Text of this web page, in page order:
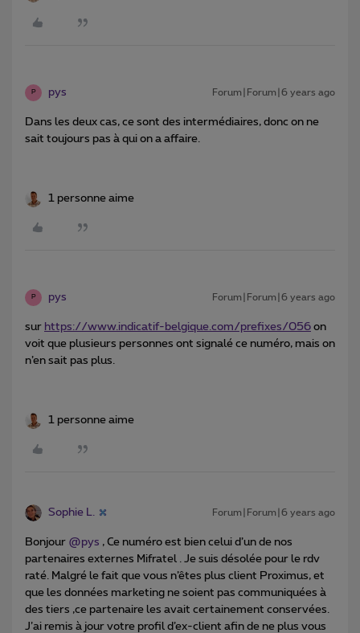
P pys Forum|Forum|6 years ago
Dans les deux cas, ce sont des intermédiaires, donc on ne
sait toujours pas à qui on a affaire.
1 personne aime
P pys Forum|Forum|6 years ago
sur https://www.indicatif-belgique.com/prefixes/056 on
voit que plusieurs personnes ont signalé ce numéro, mais on
n’en sait pas plus.
1 personne aime
Sophie L. Forum|Forum|6 years ago
Bonjour @pys , Ce numéro est bien celui d’un de nos
partenaires externes Mifratel . Je suis désolée pour le rdv
raté. Malgré le fait que vous n’êtes plus client Proximus, et
que les données marketing ne soient pas communiquées à
des tiers ,ce partenaire les avait certainement conservées.
J’ai remis à jour votre profil d’ex-client afin de ne plus vous